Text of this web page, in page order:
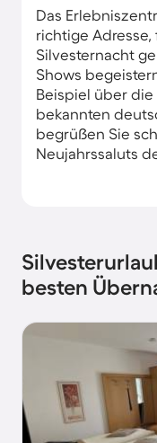
Das
richtige
Silvesternacht
Shows
Beispiel über die
bekannten
begrüßen Sie
Neujahrssaluts
besten